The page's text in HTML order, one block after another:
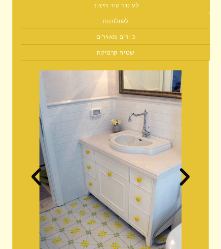
לעיטור קיר חיצוני
לשולחנות
כיורים מאוירים
שטיח קרמיקה